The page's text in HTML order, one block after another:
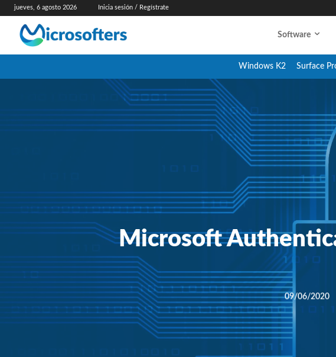
jueves, 6 agosto 2026 Inicia sesión / Regístrate
Software
Windows K2 Surface
Microsoft
09/06/2020